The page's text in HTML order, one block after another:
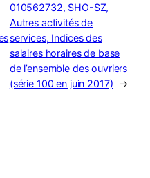
010562732, SHO-SZ,
Autres activités de
services, Indices des
salaires horaires de base
de l’ensemble des ouvriers
(série 100 en juin 2017) →